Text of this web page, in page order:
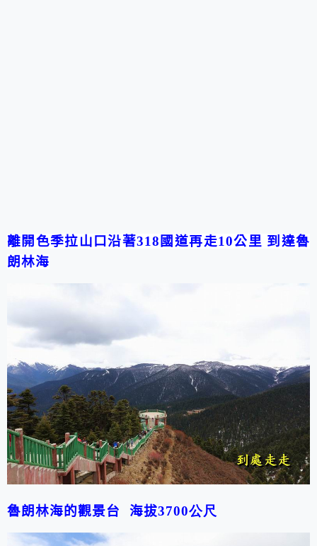
離開色季拉山口沿著318 國道再走10公里 到達魯
朗林海
魯朗林海的觀景台 海拔3700公尺